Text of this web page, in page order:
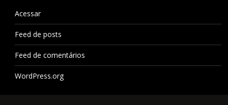
Acessar
Feed de posts
Feed de comentários
WordPress.org